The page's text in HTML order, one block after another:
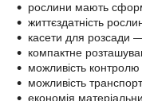
рослини мають
життєздатність
касети для розсади
компактне
можливість
можливість
економія